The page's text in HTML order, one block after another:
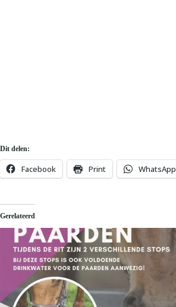
Dit delen:
Facebook Print WhatsApp
Gerelateerd